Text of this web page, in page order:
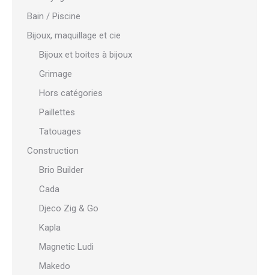
Bain / Piscine
Bijoux, maquillage et cie
Bijoux et boites à bijoux
Grimage
Hors catégories
Paillettes
Tatouages
Construction
Brio Builder
Cada
Djeco Zig & Go
Kapla
Magnetic Ludi
Makedo